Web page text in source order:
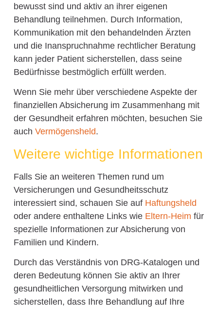
bewusst sind und aktiv an ihrer eigenen
Behandlung teilnehmen. Durch Information,
Kommunikation mit den behandelnden Ärzten
und die Inanspruchnahme rechtlicher Beratung
kann jeder Patient sicherstellen, dass seine
Bedürfnisse bestmöglich erfüllt werden.
Wenn Sie mehr über verschiedene Aspekte der
finanziellen Absicherung im Zusammenhang mit
der Gesundheit erfahren möchten, besuchen Sie
auch Vermögensheld.
Weitere wichtige Informationen
Falls Sie an weiteren Themen rund um
Versicherungen und Gesundheitsschutz
interessiert sind, schauen Sie auf Haftungsheld
oder andere enthaltene Links wie Eltern-Heim für
spezielle Informationen zur Absicherung von
Familien und Kindern.
Durch das Verständnis von DRG-Katalogen und
deren Bedeutung können Sie aktiv an Ihrer
gesundheitlichen Versorgung mitwirken und
sicherstellen, dass Ihre Behandlung auf Ihre